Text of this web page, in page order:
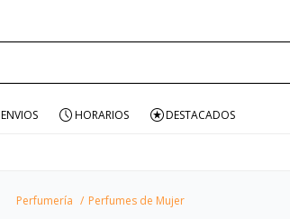
ENVIOS HORARIOS DESTACADOS
Perfumería Perfumes de Mujer